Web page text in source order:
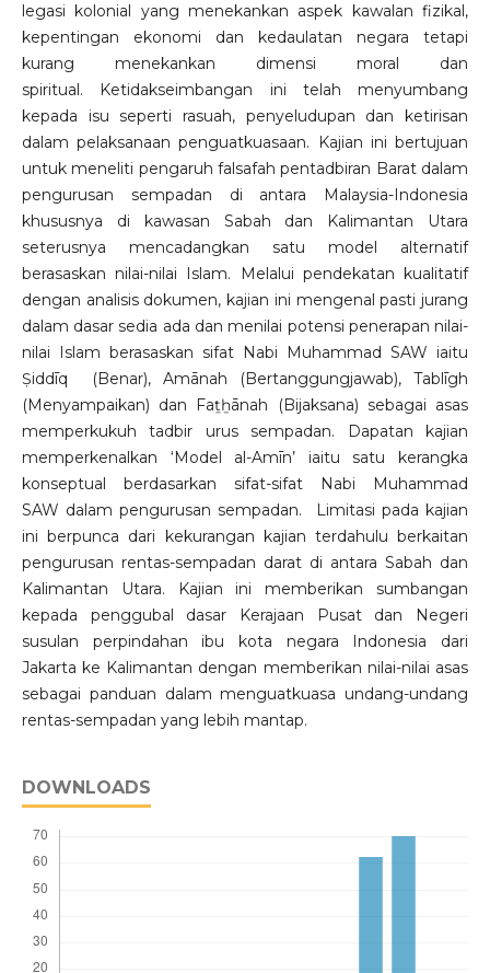
legasi kolonial yang menekankan aspek kawalan fizikal,
kepentingan ekonomi dan kedaulatan negara tetapi
kurang menekankan dimensi moral dan
spiritual. Ketidakseimbangan ini telah menyumbang
kepada isu seperti rasuah, penyeludupan dan ketirisan
dalam pelaksanaan penguatkuasaan. Kajian ini bertujuan
untuk meneliti pengaruh falsafah pentadbiran Barat dalam
pengurusan sempadan di antara Malaysia-Indonesia
khususnya di kawasan Sabah dan Kalimantan Utara
seterusnya mencadangkan satu model alternatif
berasaskan nilai-nilai Islam. Melalui pendekatan kualitatif
dengan analisis dokumen, kajian ini mengenal pasti jurang
dalam dasar sedia ada dan menilai potensi penerapan nilai-
nilai Islam berasaskan sifat Nabi Muhammad SAW iaitu
Ṣiddīq (Benar), Amānah (Bertanggungjawab), Tablīgh
(Menyampaikan) dan Faṯẖānah (Bijaksana) sebagai asas
memperkukuh tadbir urus sempadan. Dapatan kajian
memperkenalkan ‘Model al-Amīn’ iaitu satu kerangka
konseptual berdasarkan sifat-sifat Nabi Muhammad
SAW dalam pengurusan sempadan. Limitasi pada kajian
ini berpunca dari kekurangan kajian terdahulu berkaitan
pengurusan rentas-sempadan darat di antara Sabah dan
Kalimantan Utara. Kajian ini memberikan sumbangan
kepada penggubal dasar Kerajaan Pusat dan Negeri
susulan perpindahan ibu kota negara Indonesia dari
Jakarta ke Kalimantan dengan memberikan nilai-nilai asas
sebagai panduan dalam menguatkuasa undang-undang
rentas-sempadan yang lebih mantap.
DOWNLOADS